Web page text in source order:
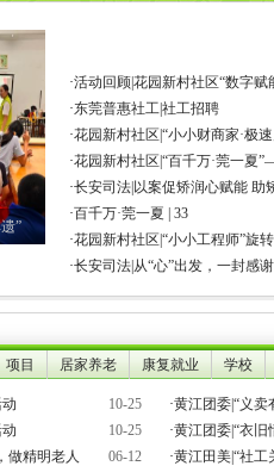
·活动回顾|花园新村社区“数字赋
·东莞普惠社工|社工招聘
·花园新村社区|“小小财商家·极
·花园新村社区|“百千万·莞一夏
·长安司法|以案促矫润心赋能 助
·百千万·莞一夏 | 33
·花园新村社区|“小小工程师”旋
·长安司法|从“心”出发，一封感
项目 居家养老 康复就业 学校
10-25
10-25
06-12
做精明老人
·黄江团委|“义
·黄江团委|“衣
·黄江田美|“社工